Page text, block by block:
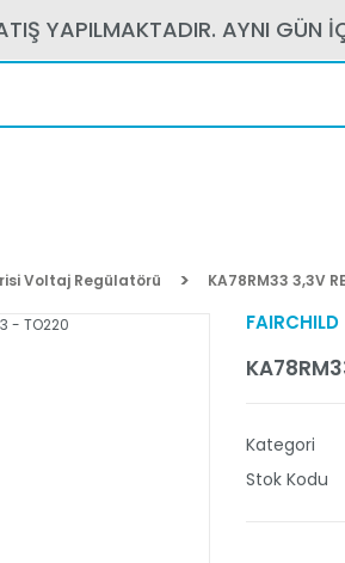
YAPILMAKTADIR. AYNI GÜN
Voltaj Regülatörü KA78RM33 3,3V
FAIRCHILD
Kategori
Stok Kodu